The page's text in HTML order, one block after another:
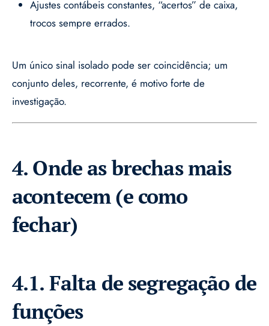
Ajustes contábeis constantes, “acertos” de caixa,
trocos sempre errados.
Um único sinal isolado pode ser coincidência; um
conjunto deles, recorrente, é motivo forte de
investigação.
4. Onde as brechas mais
acontecem (e como
fechar)
4.1. Falta de segregação de
funções